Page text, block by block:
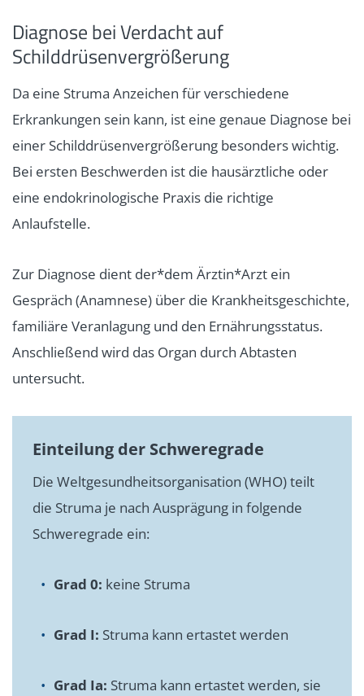
Diagnose bei Verdacht auf
Schilddrüsenvergrößerung
Da eine Struma Anzeichen für verschiedene
Erkrankungen sein kann, ist eine genaue Diagnose bei
einer Schilddrüsenvergrößerung besonders wichtig.
Bei ersten Beschwerden ist die hausärztliche oder
eine endokrinologische Praxis die richtige
Anlaufstelle.
Zur Diagnose dient der*dem Ärztin*Arzt ein
Gespräch (Anamnese) über die Krankheitsgeschichte,
familiäre Veranlagung und den Ernährungsstatus.
Anschließend wird das Organ durch Abtasten
untersucht.
Einteilung der Schweregrade
Die Weltgesundheitsorganisation (WHO) teilt
die Struma je nach Ausprägung in folgende
Schweregrade ein:
Grad 0: keine Struma
Grad I: Struma kann ertastet werden
Grad Ia: Struma kann ertastet werden, sie